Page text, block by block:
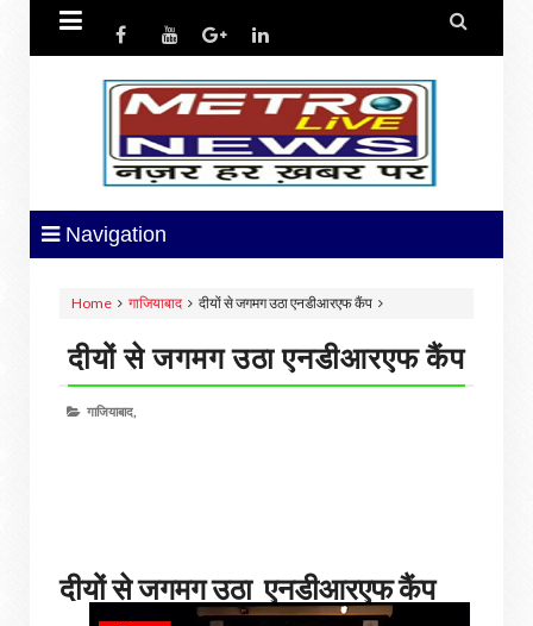
 
Navigation
Home गाजियाबाद दीयों से जगमग उठा एनडीआरएफ कैंप
दीयों से जगमग उठा एनडीआरएफ कैंप
गाजियाबाद,
दीयों से जगमग उठा एनडीआरएफ कैंप